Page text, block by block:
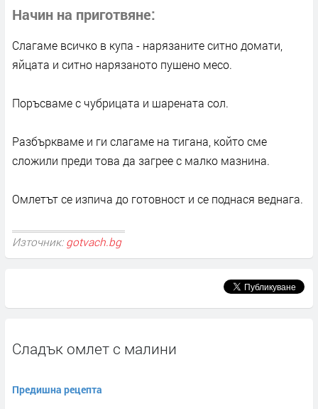
Начин на приготвяне
Слагаме всичко в купа - нарязаните ситно домати,
яйцата и ситно нарязаното пушено месо.
Поръсваме с чубрицата и шарената сол.
Разбъркваме и ги слагаме на тигана, който сме
сложили преди това да загрее с малко мазнина.
Омлетът се изпича до готовност и се поднася веднага.
Източник: gotvach.bg
Сладък омлет с малини
Предишна рецепта